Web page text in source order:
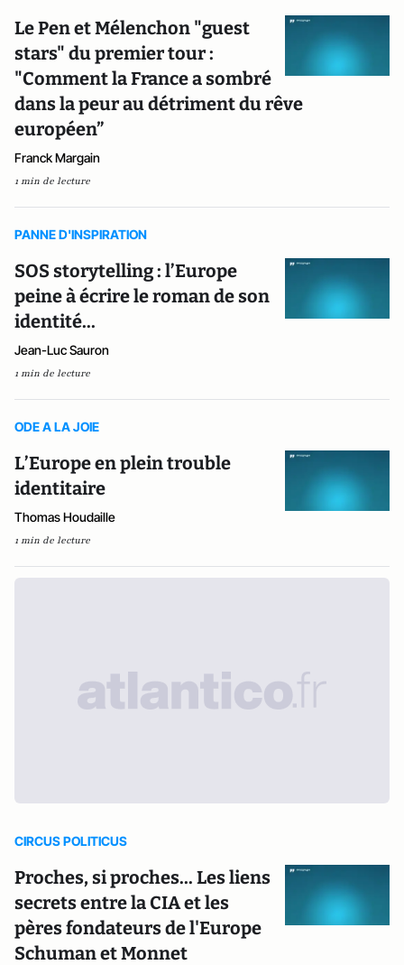
Le Pen et Mélenchon "guest
stars" du premier tour :
"Comment la France a sombré
dans la peur au détriment du rêve
européen”
Franck Margain
1 min de lecture
PANNE D'INSPIRATION
SOS storytelling : l’Europe
peine à écrire le roman de son
identité...
Jean-Luc Sauron
1 min de lecture
ODE A LA JOIE
L’Europe en plein trouble
identitaire
Thomas Houdaille
1 min de lecture
CIRCUS POLITICUS
Proches, si proches... Les liens
secrets entre la CIA et les
pères fondateurs de l'Europe
Schuman et Monnet